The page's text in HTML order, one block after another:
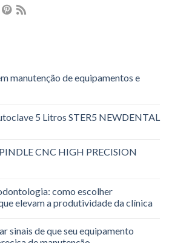
manutenção de equipamentos e
5 Litros STER5 NEWDENTAL
CNC HIGH PRECISION
como escolher
elevam a produtividade da clínica
sinais de que seu equipamento